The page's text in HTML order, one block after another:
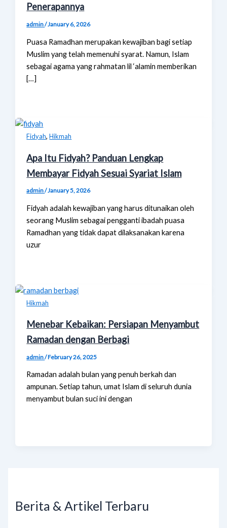
Penerapannya
admin/January 6, 2026
Puasa Ramadhan merupakan kewajiban bagi setiap
Muslim yang telah memenuhi syarat. Namun, Islam
sebagai agama yang rahmatan lil ‘alamin memberikan
[…]
Fidyah,Hikmah
Apa Itu Fidyah? Panduan Lengkap
Membayar Fidyah Sesuai Syariat Islam
admin/January 5, 2026
Fidyah adalah kewajiban yang harus ditunaikan oleh
seorang Muslim sebagai pengganti ibadah puasa
Ramadhan yang tidak dapat dilaksanakan karena
uzur
Hikmah
Menebar Kebaikan: Persiapan Menyambut
Ramadan dengan Berbagi
admin/February 26, 2025
Ramadan adalah bulan yang penuh berkah dan
ampunan. Setiap tahun, umat Islam di seluruh dunia
menyambut bulan suci ini dengan
Berita & Artikel Terbaru